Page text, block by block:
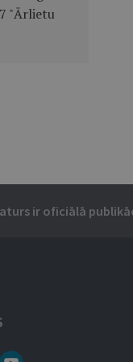
"Ārlietu
ir oficiālā